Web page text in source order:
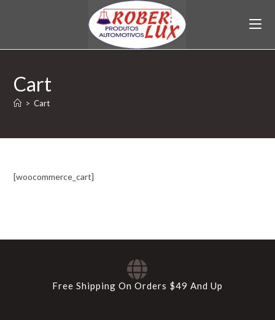
Cart
> Cart
[woocommerce_cart]
Free Shipping On Orders $49 And Up